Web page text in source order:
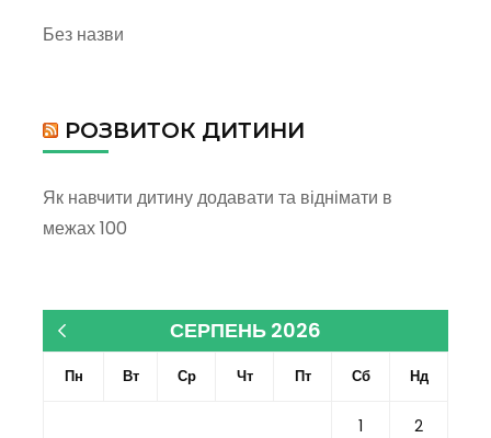
Без назви
РОЗВИТОК ДИТИНИ
Як навчити дитину додавати та віднімати в
межах 100
СЕРПЕНЬ 2026
Пн Вт Ср Чт Пт Сб Нд
1 2